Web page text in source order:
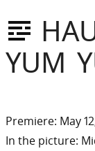
YUM
Premiere: May
In the picture: